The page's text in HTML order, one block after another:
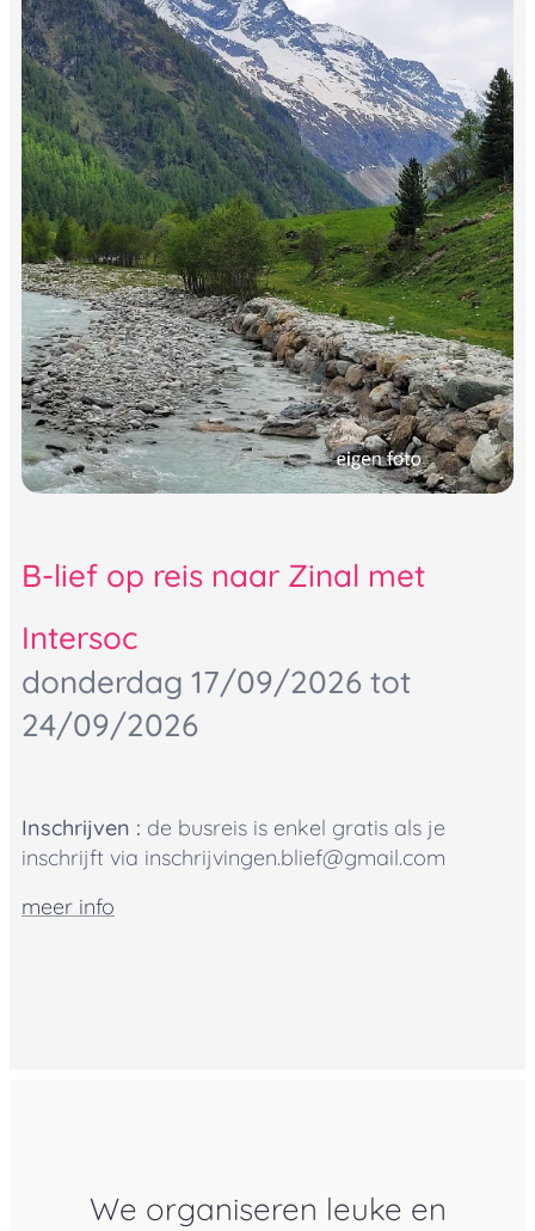
B-lief op reis naar Zinal met
Intersoc
donderdag 17/09/2026 tot
24/09/2026
Inschrijven : de busreis is enkel gratis als je
inschrijft via inschrijvingen.blief@gmail.com
meer info
We organiseren leuke en